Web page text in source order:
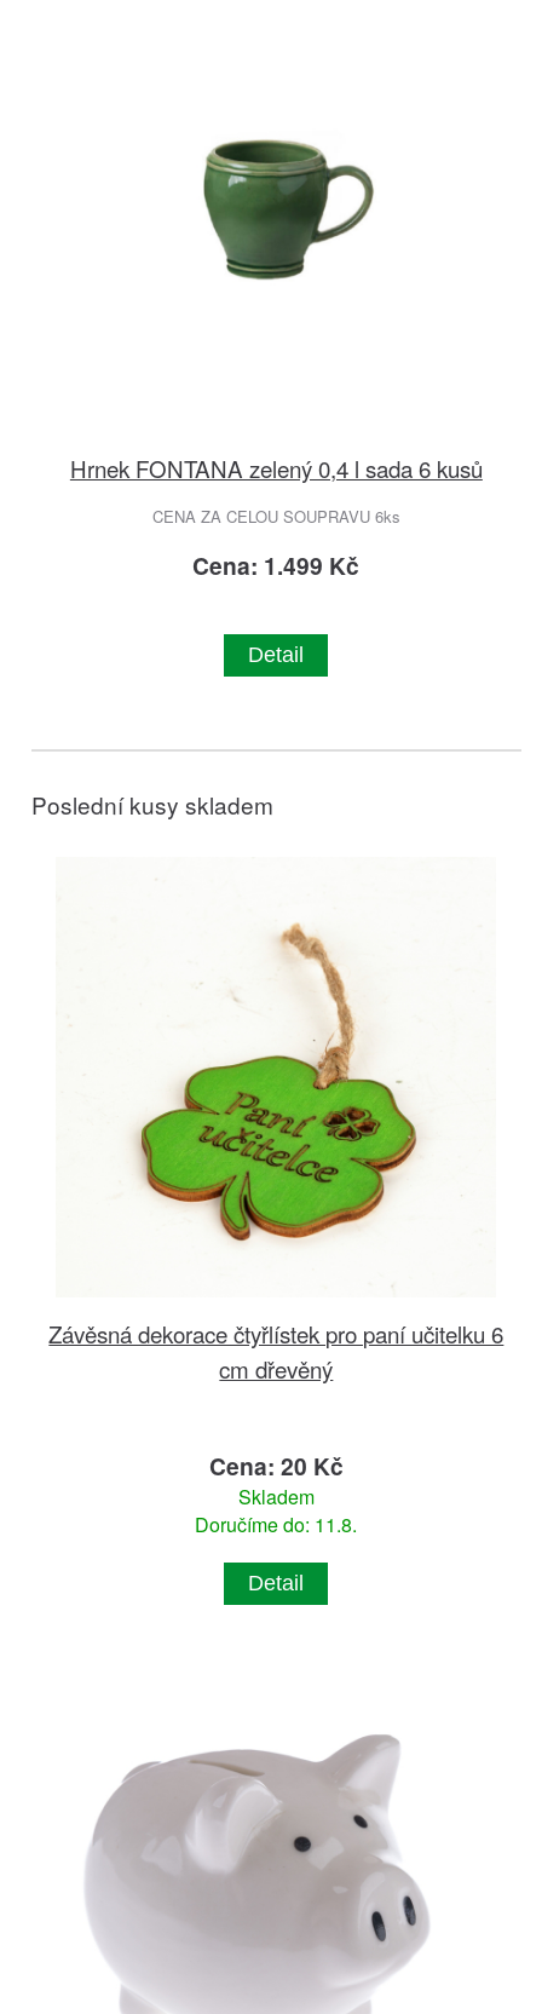
Hrnek FONTANA zelený 0,4 l sada 6 kusů
CENA ZA CELOU SOUPRAVU 6ks
Cena: 1.499 Kč
Detail
Poslední kusy skladem
Závěsná dekorace čtyřlístek pro paní učitelku 6
cm dřevěný
Cena: 20 Kč
Skladem
Doručíme do: 11.8.
Detail